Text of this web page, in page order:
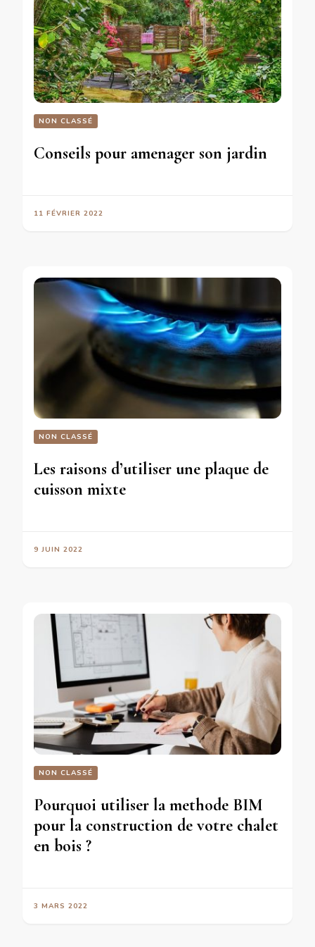
NON CLASSÉ
Conseils pour amenager son jardin
11 FÉVRIER 2022
NON CLASSÉ
Les raisons d’utiliser une plaque de
cuisson mixte
9 JUIN 2022
NON CLASSÉ
Pourquoi utiliser la methode BIM
pour la construction de votre chalet
en bois ?
3 MARS 2022